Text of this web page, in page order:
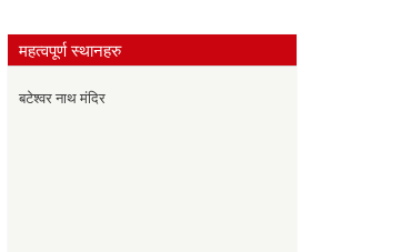
महत्वपूर्ण स्थानहरु
बटेश्वर नाथ मंदिर